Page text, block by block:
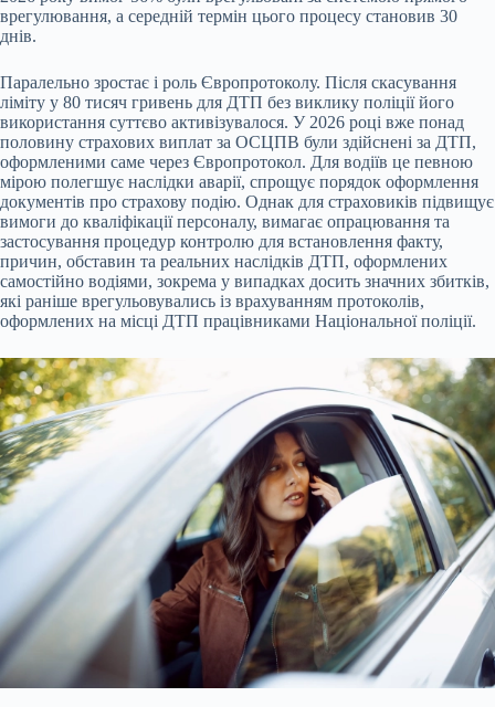
врегулювання, а середній термін цього процесу становив 30
днів.
Паралельно зростає і роль Європротоколу. Після скасування
ліміту у 80 тисяч гривень для ДТП без виклику поліції його
використання суттєво активізувалося. У 2026 році вже понад
половину страхових виплат за ОСЦПВ були здійснені за ДТП,
оформленими саме через Європротокол. Для водіїв це певною
мірою полегшує наслідки аварії, спрощує порядок оформлення
документів про страхову подію. Однак для страховиків підвищує
вимоги до кваліфікації персоналу, вимагає опрацювання та
застосування процедур контролю для встановлення факту,
причин, обставин та реальних наслідків ДТП, оформлених
самостійно водіями, зокрема у випадках досить значних збитків,
які раніше врегульовувались із врахуванням протоколів,
оформлених на місці ДТП працівниками Національної поліції.